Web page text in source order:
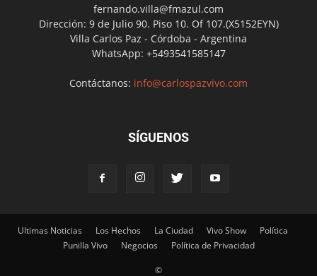
fernando.villa@fmazul.com
Dirección: 9 de Julio 90. Piso 10. Of 107.(X5152EYN)
Villa Carlos Paz - Córdoba - Argentina
WhatsApp: +5493541585147
Contáctanos: info@carlospazvivo.com
SÍGUENOS
Ultimas Noticias Los Hechos La Ciudad Vivo Show
Política
Punilla Vivo
Negocios Política de Privacidad
©